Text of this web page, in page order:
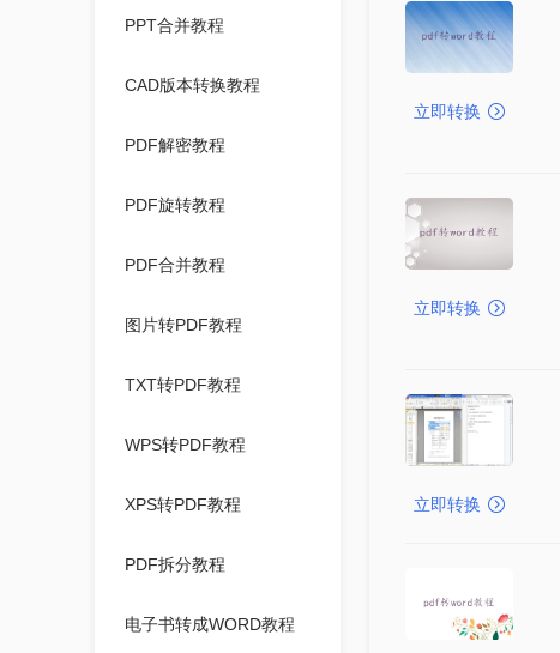
PPT合并教程
CAD版本转换教程
PDF解密教程
PDF旋转教程
PDF合并教程
图片转PDF教程
TXT转PDF教程
WPS转PDF教程
XPS转PDF教程
PDF拆分教程
电子书转成WORD教程
立即转换
立即转换
立即转换